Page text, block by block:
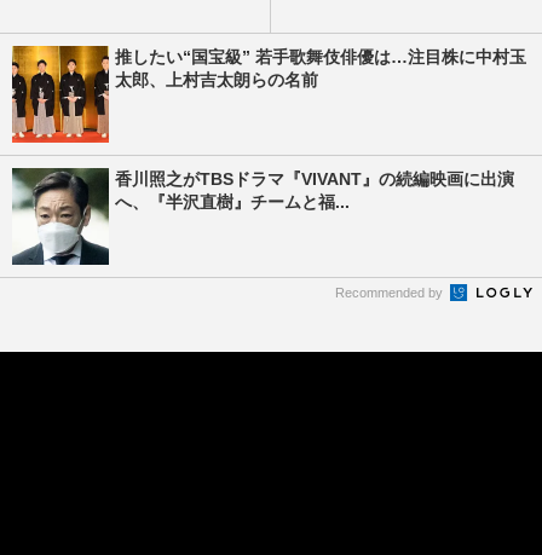
推したい“国宝級” 若手歌舞伎俳優は…注目株に中村玉
太郎、上村吉太朗らの名前
香川照之がTBSドラマ『VIVANT』の続編映画に出演
へ、『半沢直樹』チームと福...
Recommended by